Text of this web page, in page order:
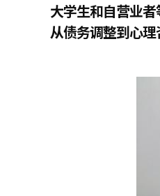
大学生和自营业
从债务调整到心